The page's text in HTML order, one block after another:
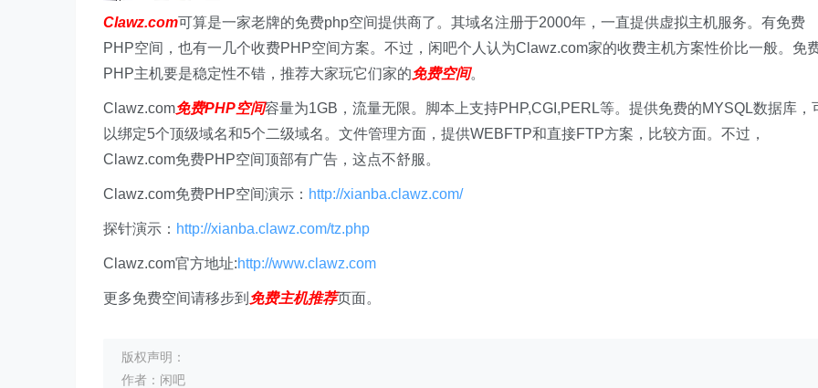
Clawz.com可算是一家老牌的免费php空间提供商了。其域名注册于2000年，一直提供虚拟主机服务。有免费
PHP空间，也有一几个收费PHP空间方案。不过，闲吧个人认为Clawz.com家的收费主机方案性价比一般。免
PHP主机要是稳定性不错，推荐大家玩它们家的免费空间。
Clawz.com免费PHP空间容量为1GB，流量无限。脚本上支持PHP,CGI,PERL等。提供免费的MYSQL数据库，
以绑定5个顶级域名和5个二级域名。文件管理方面，提供WEBFTP和直接FTP方案，比较方面。不过，
Clawz.com免费PHP空间顶部有广告，这点不舒服。
Clawz.com免费PHP空间演示： http://xianba.clawz.com/
探针演示： http://xianba.clawz.com/tz.php
Clawz.com官方地址:http://www.clawz.com
更多免费空间请移步到 免费主机推荐页面。
版权声明：
作者：闲吧